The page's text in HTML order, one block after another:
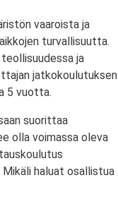
vaaroista ja
turvallisuutta.
ja
jatkokoulutuksen
5 vuotta.
suorittaa
olla voimassa oleva
haluat osallistua